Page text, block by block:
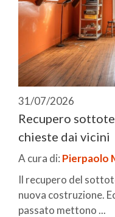
31/07/2026
Recupero
chieste dai vicini
A cura di: Pierpaolo
Il recupero del
nuova costruzione.
passato mettono ...